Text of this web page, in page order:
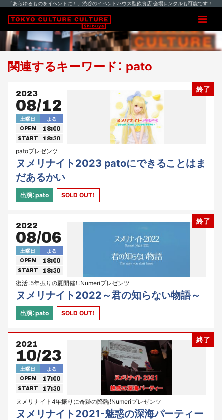
「あらゆるものをイベントに！」渋谷のイベントハウス型飲食店 会場レンタルも可能です！
関連するキーワード： pato
終了
2023
08/12
土曜日 よる
OPEN 18:00
START 18:30
patoプレゼンツ
ヌメリナイト2023 patoにできることはま
だあるかい
出演：pato SOLD OUT！
終了
2022
08/06
土曜日 よる
OPEN 18:00
START 18:30
復活！5年振りの夏開催！！Numeriプレゼンツ
ヌメリナイト2022～君の知らない物語～
出演：pato SOLD OUT！
終了
2021
10/23
土曜日 よる
OPEN 17:00
START 17:30
ヌメリナイト4年振りに奇跡の降臨！Numeriプレゼンツ
ヌメリナイト2021-魅惑の深海パーティー